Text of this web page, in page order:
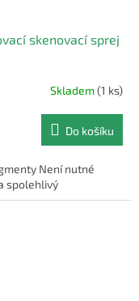
skenovací sprej
Skladem(1 ks)
Do košíku
Není nutné
spolehlivý